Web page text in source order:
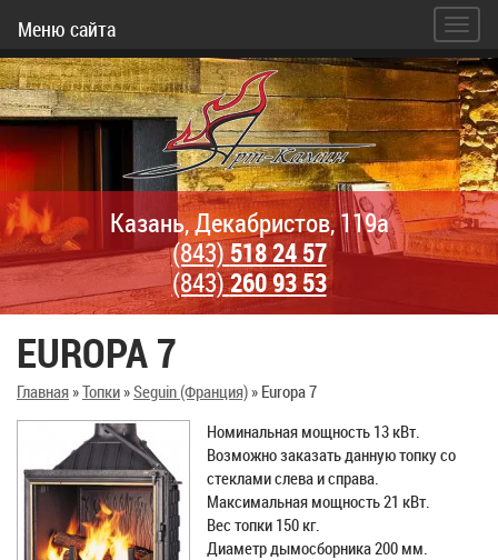
Меню сайта
Казань, Декабристов, 119а
(843)518 24 57
(843)260 93 53
EUROPA 7
Главная»Топки»Seguin (Франция)» Europa 7
Номинальная мощность 13 кВт.
Возможно заказать данную топку со
стеклами слева и справа.
Максимальная мощность 21 кВт.
Вес топки 150 кг.
Диаметр дымосборника 200 мм.